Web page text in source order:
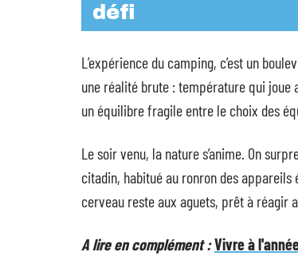
défi
L’expérience du camping, c’est un
une réalité brute : température qui joue
un équilibre fragile entre le choix des
Le soir venu, la nature s’anime. On
citadin, habitué au ronron des
cerveau reste aux aguets, prêt à réagir
A lire en complément :Vivre à